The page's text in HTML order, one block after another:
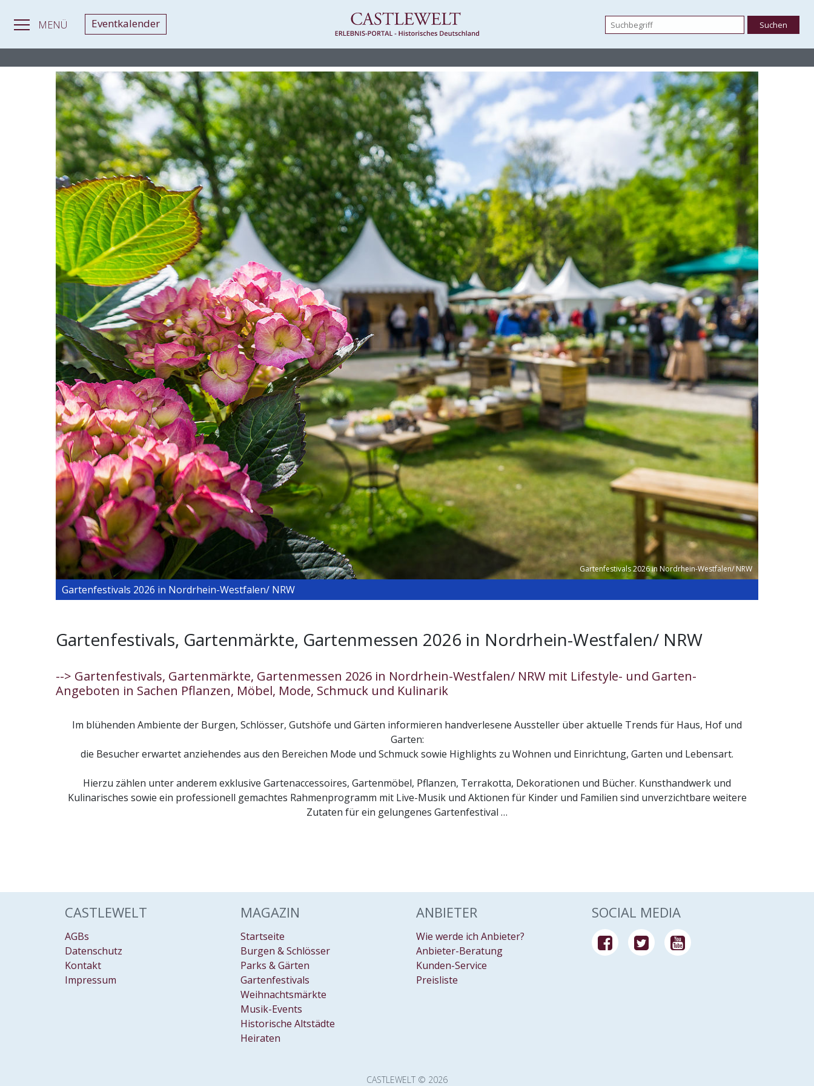
MENÜ Eventkalender
Gartenfestivals 2026 in Nordrhein-Westfalen/ NRW
Gartenfestivals 2026 in Nordrhein-Westfalen/ NRW
Gartenfestivals, Gartenmärkte, Gartenmessen 2026 in Nordrhein-Westfalen/ NRW
--> Gartenfestivals, Gartenmärkte, Gartenmessen 2026 in Nordrhein-Westfalen/ NRW mit Lifestyle- und Garten-
Angeboten in Sachen Pflanzen, Möbel, Mode, Schmuck und Kulinarik
Im blühenden Ambiente der Burgen, Schlösser, Gutshöfe und Gärten informieren handverlesene Aussteller über aktuelle Trends für Haus, Hof und
Garten:
die Besucher erwartet anziehendes aus den Bereichen Mode und Schmuck sowie Highlights zu Wohnen und Einrichtung, Garten und Lebensart.
Hierzu zählen unter anderem exklusive Gartenaccessoires, Gartenmöbel, Pflanzen, Terrakotta, Dekorationen und Bücher. Kunsthandwerk und
Kulinarisches sowie ein professionell gemachtes Rahmenprogramm mit Live-Musik und Aktionen für Kinder und Familien sind unverzichtbare weitere
Zutaten für ein gelungenes Gartenfestival …
CASTLEWELT
AGBs
Datenschutz
Kontakt
Impressum
MAGAZIN
Startseite
Burgen & Schlösser
Parks & Gärten
Gartenfestivals
Weihnachtsmärkte
Musik-Events
Historische Altstädte
Heiraten
ANBIETER
Wie werde ich Anbieter?
Anbieter-Beratung
Kunden-Service
Preisliste
SOCIAL MEDIA
CASTLEWELT © 2026